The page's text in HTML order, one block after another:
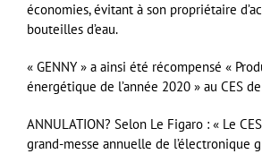
économies, évitant à son propriétaire
bouteilles d’eau.
« GENNY » a ainsi été récompensé «
énergétique de l’année 2020 » au CES
ANNULATION? Selon Le Figaro : « Le
grand-messe annuelle de l’électronique